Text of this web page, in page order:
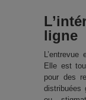
ligne
Elle est
pour des
distribuées